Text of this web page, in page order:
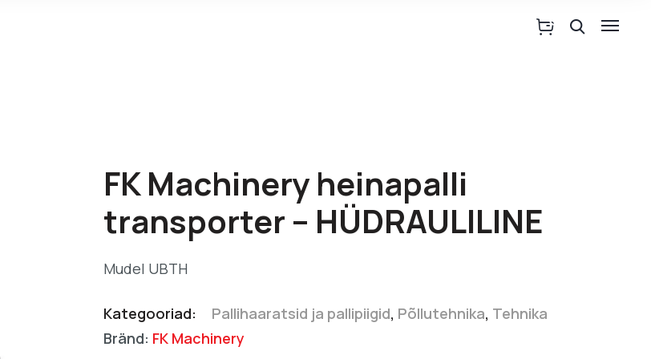
FK Machinery heinapalli
transporter – HÜDRAULILINE
Mudel UBTH
Kategooriad: Pallihaaratsid ja pallipiigid, Põllutehnika, Tehnika
Bränd: FK Machinery